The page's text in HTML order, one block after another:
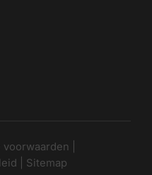
voorwaarden
Sitemap